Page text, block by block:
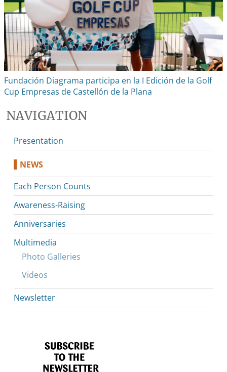
Fundación Diagrama participa en la I Edición de la Golf
Cup Empresas de Castellón de la Plana
NAVIGATION
Presentation
NEWS
Each Person Counts
Awareness-Raising
Anniversaries
Multimedia
Photo Galleries
Videos
Newsletter